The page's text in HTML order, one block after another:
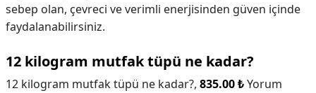
sebep olan, çevreci ve verimli enerjisinden güven içinde
faydalanabilirsiniz.
12 kilogram mutfak tüpü ne kadar?
12 kilogram mutfak tüpü ne kadar?, 835.00 ₺Yorum